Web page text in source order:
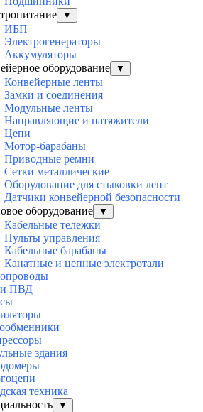
▼
ИБП
Электрогенераторы
Аккумуляторы
оборудование
▼
Конвейерные ленты
Замки и соединения
Модульные ленты
Направляющие и натяжители
Цепи
Мотор-барабаны
Приводные ремни
Сетки металлические
Оборудование для стыковки лент
Датчики конвейерной безопасности
оборудование
▼
Кабельные тележки
Пульты управления
Кабельные барабаны
Канатные и цепные электротали
ПВД
здания
техника
▼